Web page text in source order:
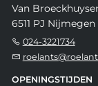
Van
6511 PJ Nijmegen
024-3221734
OPENINGSTIJDEN